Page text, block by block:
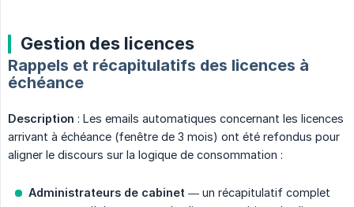
Gestion des licences
Rappels et récapitulatifs des licences à
échéance
Description : Les emails automatiques concernant les licences
arrivant à échéance (fenêtre de 3 mois) ont été refondus pour
aligner le discours sur la logique de consommation :
Administrateurs de cabinet — un récapitulatif complet